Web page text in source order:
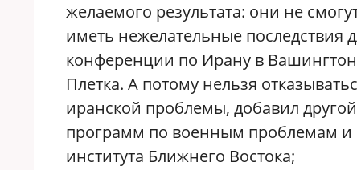
желаемого результата: они не
иметь нежелательные последствия
конференции по Ирану в
Плетка. А потому нельзя
иранской проблемы, добавил
программ по военным проблемам и
института Ближнего Востока;